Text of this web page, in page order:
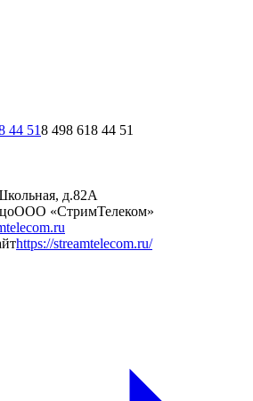
44 518 498 618 44 51
д.82А
ООО «СтримТелеком»
https://streamtelecom.ru/